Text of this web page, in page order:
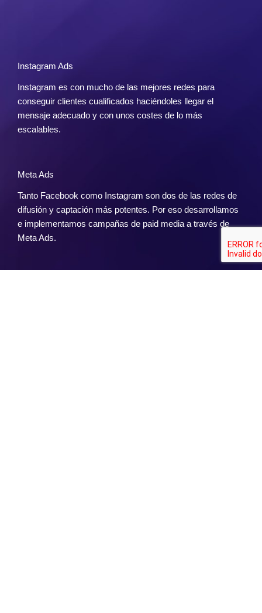
Instagram Ads
Instagram es con mucho de las mejores redes para
conseguir clientes cualificados haciéndoles llegar el
mensaje adecuado y con unos costes de lo más
escalables.
Meta Ads
Tanto Facebook como Instagram son dos de las redes de
difusión y captación más potentes. Por eso desarrollamos
e implementamos campañas de paid media a través de
Meta Ads.